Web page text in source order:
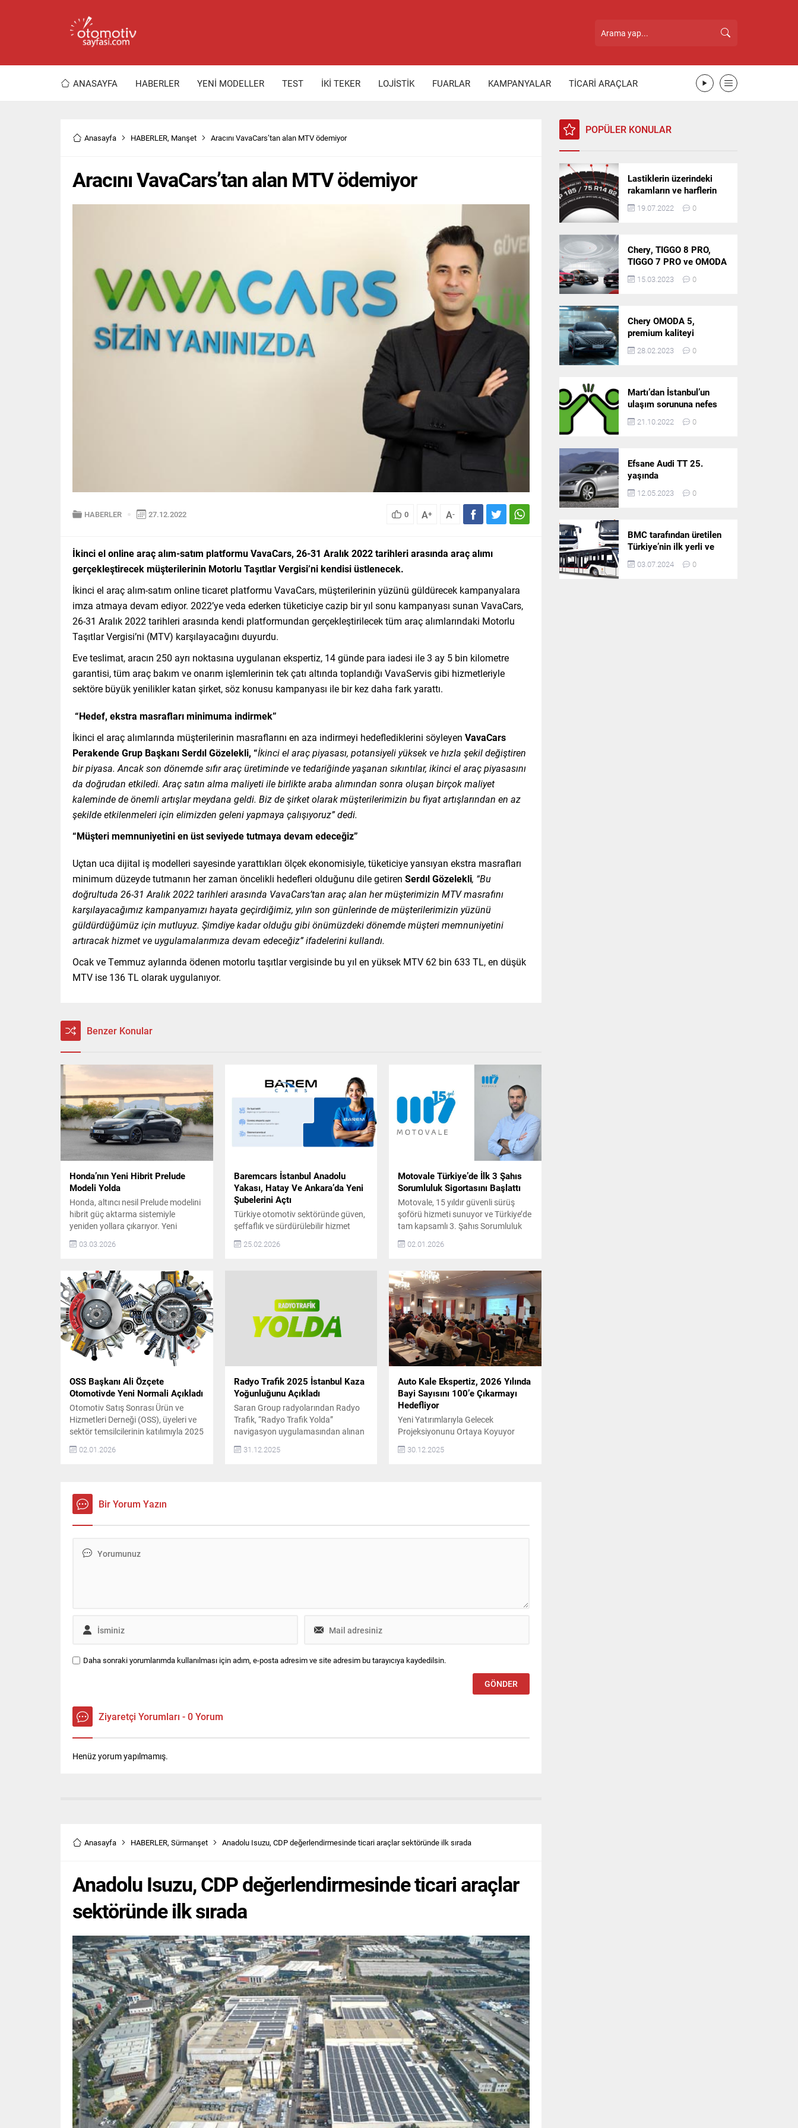
ANASAYFA HABERLER YENİ MODELLER TEST İKİ TEKER LOJİSTİK FUARLAR KAMPANYALAR TİCARİ ARAÇLAR
Anasayfa HABERLER, Manşet Aracını VavaCars’tan alan MTV ödemiyor
Aracını VavaCars’tan alan MTV ödemiyor
HABERLER 27.12.2022 0 A+ A-
İkinci el online araç alım-satım platformu VavaCars, 26-31 Aralık 2022 tarihleri arasında araç alımı
gerçekleştirecek müşterilerinin Motorlu Taşıtlar Vergisi’ni kendisi üstlenecek.
İkinci el araç alım-satım online ticaret platformu VavaCars, müşterilerinin yüzünü güldürecek kampanyalara
imza atmaya devam ediyor. 2022’ye veda ederken tüketiciye cazip bir yıl sonu kampanyası sunan VavaCars,
26-31 Aralık 2022 tarihleri arasında kendi platformundan gerçekleştirilecek tüm araç alımlarındaki Motorlu
Taşıtlar Vergisi’ni (MTV) karşılayacağını duyurdu.
Eve teslimat, aracın 250 ayrı noktasına uygulanan ekspertiz, 14 günde para iadesi ile 3 ay 5 bin kilometre
garantisi, tüm araç bakım ve onarım işlemlerinin tek çatı altında toplandığı VavaServis gibi hizmetleriyle
sektöre büyük yenilikler katan şirket, söz konusu kampanyası ile bir kez daha fark yarattı.
“Hedef, ekstra masrafları minimuma indirmek”
İkinci el araç alımlarında müşterilerinin masraflarını en aza indirmeyi hedeflediklerini söyleyen VavaCars
Perakende Grup Başkanı Serdıl Gözelekli, “İkinci elaraç piyasası, potansiyeli yüksek ve hızla şekil değiştiren
bir piyasa. Ancak son dönemde sıfır araç üretiminde ve tedariğinde yaşanan sıkıntılar, ikinci el araç piyasasını
da doğrudan etkiledi. Araç satın alma maliyeti ile birlikte araba alımından sonra oluşan birçok maliyet
kaleminde de önemli artışlar meydana geldi. Biz de şirket olarak müşterilerimizin bu fiyat artışlarından en az
şekilde etkilenmeleri için elimizden geleni yapmaya çalışıyoruz” dedi.
“Müşteri memnuniyetini en üst seviyede tutmaya devam edeceğiz”
Uçtan uca dijital iş modelleri sayesinde yarattıkları ölçek ekonomisiyle, tüketiciye yansıyan ekstra masrafları
minimum düzeyde tutmanın her zaman öncelikli hedefleri olduğunu dile getiren Serdıl Gözelekli, “Bu
doğrultuda 26-31 Aralık 2022 tarihleri arasında VavaCars’tan araç alan her müşterimizin MTV masrafını
karşılayacağımız kampanyamızı hayata geçirdiğimiz, yılın son günlerinde de müşterilerimizin yüzünü
güldürdüğümüz için mutluyuz. Şimdiye kadar olduğu gibi önümüzdeki dönemde müşteri memnuniyetini
artıracak hizmet ve uygulamalarımıza devam edeceğiz” ifadelerini kullandı.
Ocak ve Temmuz aylarında ödenen motorlu taşıtlar vergisinde bu yıl en yüksek MTV 62 bin 633 TL, en düşük
MTV ise 136 TL olarak uygulanıyor.
Benzer Konular
Honda’nın Yeni Hibrit Prelude
Modeli Yolda
Honda, altıncı nesil Prelude modelini
hibrit güç aktarma sistemiyle
yeniden yollara çıkarıyor. Yeni
teknolojisini bir araya getirerek
taşıyor. Prelude’nin Hibrit Teknolojisi
ve Performansı Prelude, S+ Shift
sistemiyle vites geçişlerinde daha
fazla sürücü etkileşimi sunuyor. Civic
Type R’dan aktarılan gelişmiş şasi...
03.03.2026
Baremcars İstanbul Anadolu
Yakası, Hatay Ve Ankara’da Yeni
Şubelerini Açtı
Türkiye otomotiv sektöründe güven,
şeffaflık ve sürdürülebilir hizmet
büyüme yolculuğunda önemli bir
Yakası, Hatay ve Ankara’da yeni
şubelerini hizmete açtığını duyurdu.
Son yıllarda otomotiv sektöründe
tüketicilerin en çok önem verdiği
25.02.2026
Motovale Türkiye’de İlk 3 Şahıs
Sorumluluk Sigortasını Başlattı
Motovale, 15 yıldır güvenli sürüş
şoförü hizmeti sunuyor ve Türkiye’de
tam kapsamlı 3. Şahıs Sorumluluk
şirket olarak sektöre öncülük ediyor.
ve konforlu ulaşım alternatifi
sunmak amacıyla kurulan Motovale,
farklı sebeplerle araç kullanamayan
kişilere deneyimli şoförler eşliğinde
özel sürüş hizmeti...
02.01.2026
OSS Başkanı Ali Özçete
Otomotivde Yeni Normali Açıkladı
Otomotiv Satış Sonrası Ürün ve
Hizmetleri Derneği (OSS), üyeleri ve
sektör temsilcilerinin katılımıyla 2025
yılının son toplantısını gerçekleştirdi.
Toplantıda, sektörün yeni dönemi ve
yılının sektör için olağanüstü bir yıl
olduğunu belirtti. Özçete,
pandemiden çıkışla birlikte
02.01.2026
Radyo Trafik 2025 İstanbul Kaza
Yoğunluğunu Açıkladı
Saran Group radyolarından Radyo
Trafik, “Radyo Trafik Yolda”
navigasyon uygulamasından alınan
veriler doğrultusunda, 2025 yılında
İstanbul’a ait kaza ve arızalı araç
Trafik Yolda navigasyon
31.12.2025
Auto Kale Ekspertiz, 2026 Yılında
Bayi Sayısını 100’e Çıkarmayı
Hedefliyor
Yeni Yatırımlarıyla Gelecek
Projeksiyonunu Ortaya Koyuyor
30.12.2025
Bir Yorum Yazın
Daha sonraki yorumlarımda kullanılması için adım, e-posta adresim ve site adresim bu tarayıcıya kaydedilsin.
Ziyaretçi Yorumları - 0 Yorum
Henüz yorum yapılmamış.
Anasayfa HABERLER, Sürmanşet Anadolu Isuzu, CDP değerlendirmesinde ticari araçlar sektöründe ilk sırada
Anadolu Isuzu, CDP değerlendirmesinde ticari araçlar
sektöründe ilk sırada
POPÜLER KONULAR
Lastiklerin üzerindeki
rakamların ve harflerin
anlamı nedir?
19.07.2022 0
Chery, TIGGO 8 PRO,
TIGGO 7 PRO ve OMODA
5’in resmi olarak
satışlarına başlıyor!
15.03.2023 0
Chery OMODA 5,
premium kaliteyi
Türkiye’de sunmaya
hazırlanıyor
28.02.2023 0
Martı’dan İstanbul’un
ulaşım sorununa nefes
aldıracak yeni
platform: Tek Araçla
21.10.2022 0
Efsane Audi TT 25.
yaşında
12.05.2023 0
BMC tarafından üretilen
Türkiye’nin ilk yerli ve
milli apron otobüsü
Neoport’a yurt dışından
03.07.2024 0